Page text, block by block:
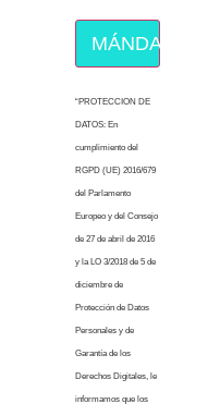
MÁNDAME
“PROTECCION DE
DATOS: En
cumplimiento del
RGPD (UE) 2016/679
del Parlamento
Europeo y del Consejo
de 27 de abril de 2016
y la LO 3/2018 de 5 de
diciembre de
Protección de Datos
Personales y de
Garantía de los
Derechos Digitales, le
informamos que los